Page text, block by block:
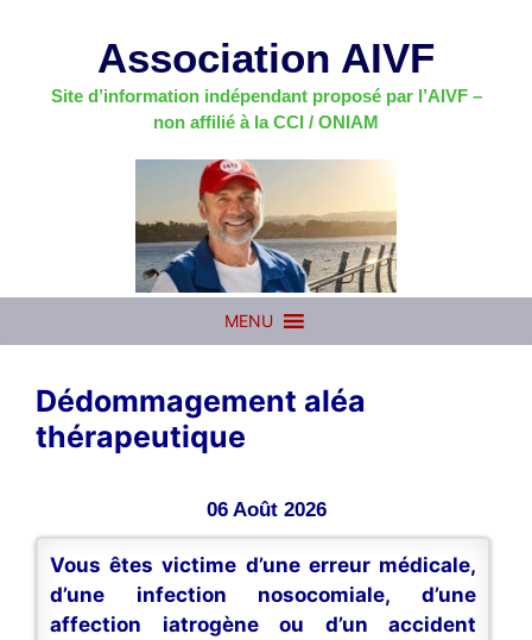
Association AIVF
Site d’information indépendant proposé par l’AIVF –
non affilié à la CCI / ONIAM
MENU
Dédommagement aléa
thérapeutique
06 Août 2026
Vous êtes victime d’une erreur médicale,
d’une infection nosocomiale, d’une
affection iatrogène ou d’un accident